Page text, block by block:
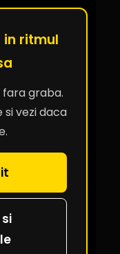
ritmul
graba.
vezi daca